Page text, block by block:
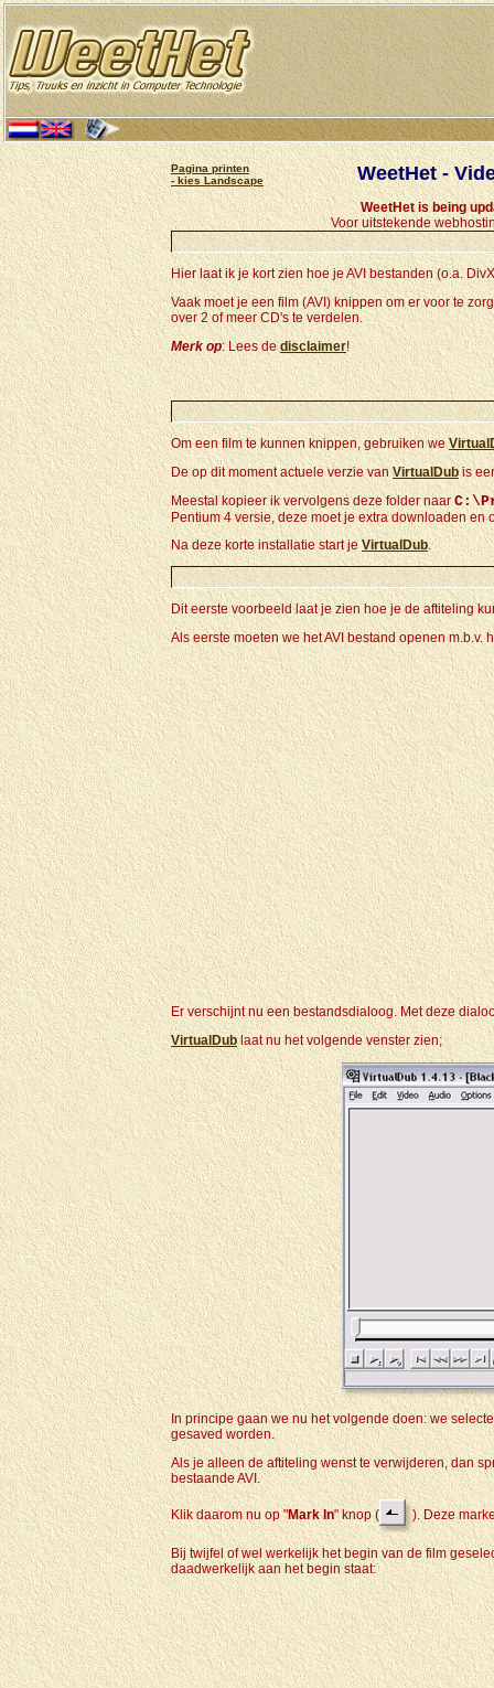
Pagina printen
- kies Landscape
WeetHet -
WeetHet is being
Voor uitstekende
Hier laat ik je kort zien hoe je AVI bestanden (o.a.
Vaak moet je een film (AVI) knippen om er voor te
over 2 of meer CD's te verdelen.
Merk op: Lees dedisclaimer!
Om een film te kunnen knippen, gebruiken we
De op dit moment actuele verzie vanVirtualDub is
Meestal kopieer ik vervolgens deze folder naar
Pentium 4 versie, deze moet je extra downloaden
Na deze korte installatie start je VirtualDub.
Dit eerste voorbeeld laat je zien hoe je de aftiteling
Als eerste moeten we het AVI bestand openen m.b.v.
Er verschijnt nu een bestandsdialoog. Met deze
VirtualDublaat nu het volgende venster zien;
In principe gaan we nu het volgende doen: we
gesaved worden.
Als je alleen de aftiteling wenst te verwijderen, dan
bestaande AVI.
Klik daarom nu op "Mark In" knop ( ). Deze
Bij twijfel of wel werkelijk het begin van de film
daadwerkelijk aan het begin staat: